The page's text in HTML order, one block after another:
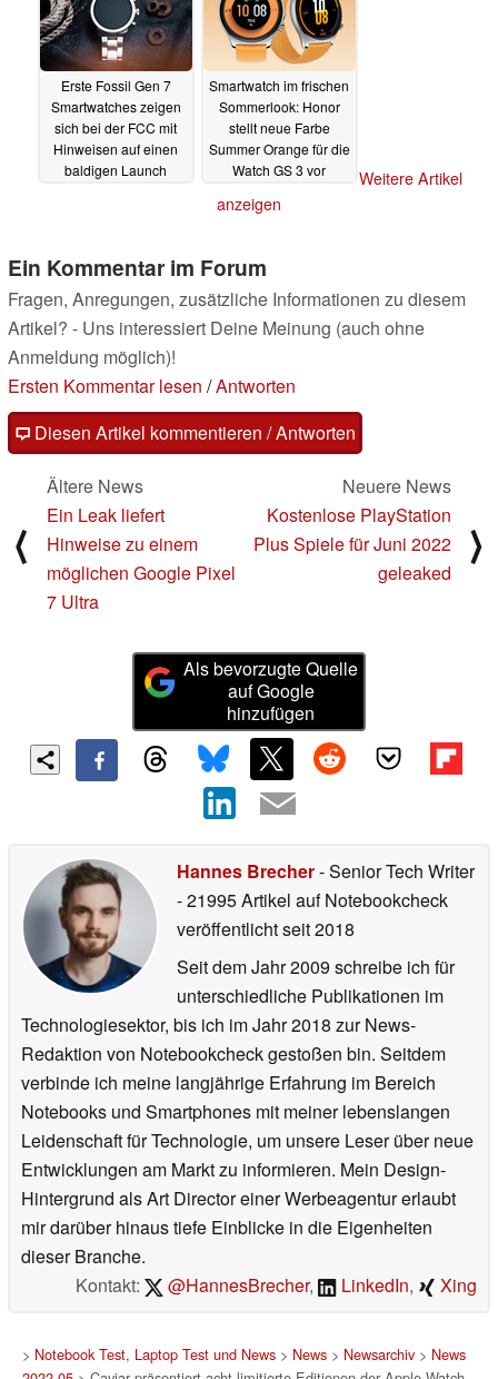
Erste Fossil Gen 7
Smartwatches zeigen
sich bei der FCC mit
Hinweisen auf einen
baldigen Launch
Smartwatch im frischen
Sommerlook: Honor
stellt neue Farbe
Summer Orange für die
Watch GS 3 vor
Weitere Artikel
anzeigen
Ein Kommentar im Forum
Fragen, Anregungen, zusätzliche Informationen zu diesem
Artikel? - Uns interessiert Deine Meinung (auch ohne
Anmeldung möglich)!
Ersten Kommentar lesen /Antworten
Diesen Artikel kommentieren / Antworten
⟨
Ältere News
Ein Leak liefert
Hinweise zu einem
möglichen Google Pixel
7 Ultra
Neuere News
Kostenlose PlayStation
Plus Spiele für Juni 2022
geleaked
⟩
Als bevorzugte Quelle
auf Google
hinzufügen
Hannes Brecher- Senior Tech Writer
- 21995 Artikel auf Notebookcheck
veröffentlichtseit 2018
Seit dem Jahr 2009 schreibe ich für
unterschiedliche Publikationen im
Technologiesektor, bis ich im Jahr 2018 zur News-
Redaktion von Notebookcheck gestoßen bin. Seitdem
verbinde ich meine langjährige Erfahrung im Bereich
Notebooks und Smartphones mit meiner lebenslangen
Leidenschaft für Technologie, um unsere Leser über neue
Entwicklungen am Markt zu informieren. Mein Design-
Hintergrund als Art Director einer Werbeagentur erlaubt
mir darüber hinaus tiefe Einblicke in die Eigenheiten
dieser Branche.
Kontakt:
@HannesBrecher, LinkedIn, Xing
> Notebook Test, Laptop Test und News> News> Newsarchiv> News